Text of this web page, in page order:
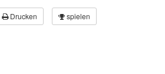
Drucken spielen